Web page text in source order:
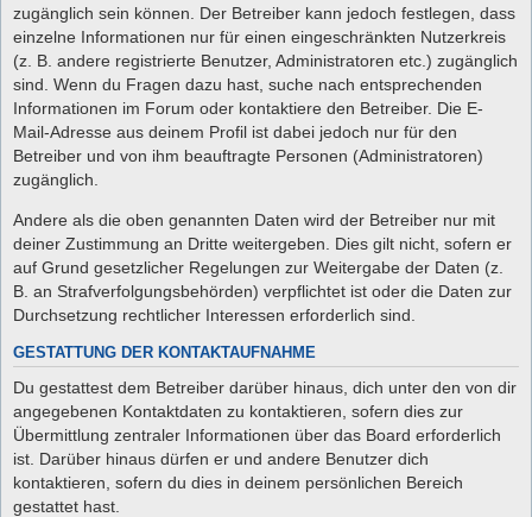
zugänglich sein können. Der Betreiber kann jedoch festlegen, dass
einzelne Informationen nur für einen eingeschränkten Nutzerkreis
(z. B. andere registrierte Benutzer, Administratoren etc.) zugänglich
sind. Wenn du Fragen dazu hast, suche nach entsprechenden
Informationen im Forum oder kontaktiere den Betreiber. Die E-
Mail-Adresse aus deinem Profil ist dabei jedoch nur für den
Betreiber und von ihm beauftragte Personen (Administratoren)
zugänglich.
Andere als die oben genannten Daten wird der Betreiber nur mit
deiner Zustimmung an Dritte weitergeben. Dies gilt nicht, sofern er
auf Grund gesetzlicher Regelungen zur Weitergabe der Daten (z.
B. an Strafverfolgungsbehörden) verpflichtet ist oder die Daten zur
Durchsetzung rechtlicher Interessen erforderlich sind.
GESTATTUNG DER KONTAKTAUFNAHME
Du gestattest dem Betreiber darüber hinaus, dich unter den von dir
angegebenen Kontaktdaten zu kontaktieren, sofern dies zur
Übermittlung zentraler Informationen über das Board erforderlich
ist. Darüber hinaus dürfen er und andere Benutzer dich
kontaktieren, sofern du dies in deinem persönlichen Bereich
gestattet hast.